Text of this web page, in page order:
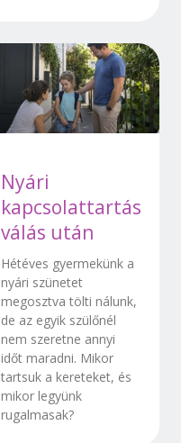
Nyári
kapcsolattartás
válás után
Hétéves gyermekünk a
nyári szünetet
megosztva tölti nálunk,
de az egyik szülőnél
nem szeretne annyi
időt maradni. Mikor
tartsuk a kereteket, és
mikor legyünk
rugalmasak?